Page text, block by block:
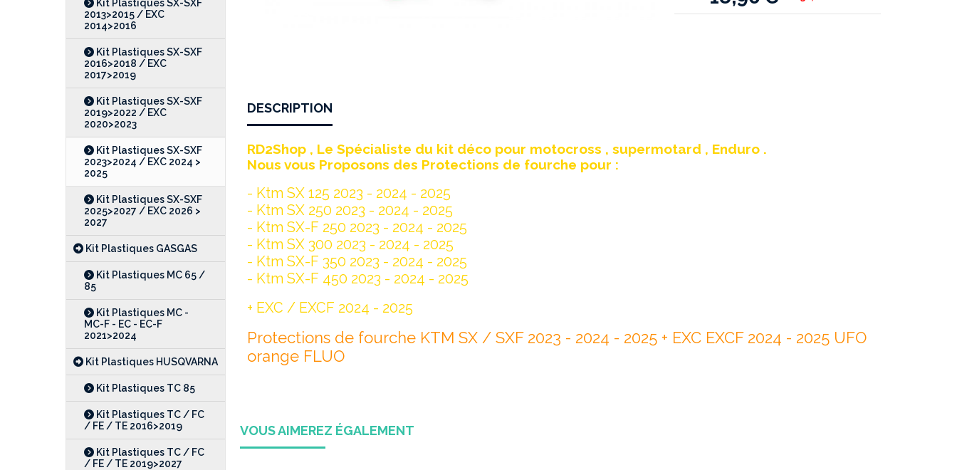
Kit Plastiques SX-SXF
2013>2015 / EXC
2014>2016
Kit Plastiques SX-SXF
2016>2018 / EXC
2017>2019
Kit Plastiques SX-SXF
2019>2022 / EXC
2020>2023
Kit Plastiques SX-SXF
2023>2024 / EXC 2024 >
2025
Kit Plastiques SX-SXF
2025>2027 / EXC 2026 >
2027
Kit Plastiques GASGAS
Kit Plastiques MC 65 /
85
Kit Plastiques MC -
MC-F - EC - EC-F
2021>2024
Kit Plastiques HUSQVARNA
Kit Plastiques TC 85
Kit Plastiques TC / FC
/ FE / TE 2016>2019
Kit Plastiques TC / FC
/ FE / TE 2019>2027
DESCRIPTION
RD2Shop , Le Spécialiste du kit déco pour motocross , supermotard , Enduro .
Nous vous Proposons des Protections de fourche pour :
- Ktm SX 125 2023 - 2024 - 2025
- Ktm SX 250 2023 - 2024 - 2025
- Ktm SX-F 250 2023 - 2024 - 2025
- Ktm SX 300 2023 - 2024 - 2025
- Ktm SX-F 350 2023 - 2024 - 2025
- Ktm SX-F 450 2023 - 2024 - 2025
+ EXC / EXCF 2024 - 2025
Protections de fourche KTM SX / SXF 2023 - 2024 - 2025 + EXC EXCF 2024 - 2025 UFO
orange FLUO
VOUS AIMEREZ ÉGALEMENT